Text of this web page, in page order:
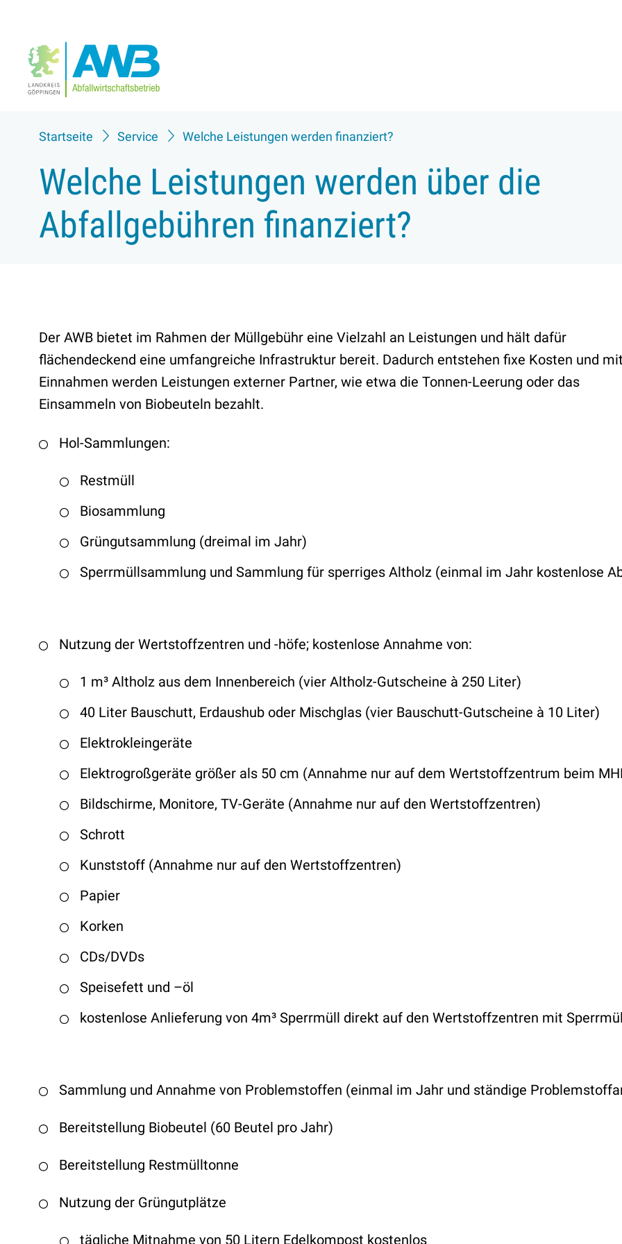
Startseite Service Welche Leistungen werden finanziert?
Welche Leistungen werden über die
Abfallgebühren finanziert?
Der AWB bietet im Rahmen der Müllgebühr eine Vielzahl an Leistungen und hält dafür
flächendeckend eine umfangreiche Infrastruktur bereit. Dadurch entstehen fixe Kosten und
Einnahmen werden Leistungen externer Partner, wie etwa die Tonnen-Leerung oder das
Einsammeln von Biobeuteln bezahlt.
Hol-Sammlungen:
Restmüll
Biosammlung
Grüngutsammlung (dreimal im Jahr)
Sperrmüllsammlung und Sammlung für sperriges Altholz (einmal im Jahr kostenlose
Nutzung der Wertstoffzentren und -höfe; kostenlose Annahme von:
1 m³ Altholz aus dem Innenbereich (vier Altholz-Gutscheine à 250 Liter)
40 Liter Bauschutt, Erdaushub oder Mischglas (vier Bauschutt-Gutscheine à 10 Liter)
Elektrokleingeräte
Elektrogroßgeräte größer als 50 cm (Annahme nur auf dem Wertstoffzentrum beim
Bildschirme, Monitore, TV-Geräte (Annahme nur auf den Wertstoffzentren)
Schrott
Kunststoff (Annahme nur auf den Wertstoffzentren)
Papier
Korken
CDs/DVDs
Speisefett und –öl
kostenlose Anlieferung von 4m³ Sperrmüll direkt auf den Wertstoffzentren mit
Sammlung und Annahme von Problemstoffen (einmal im Jahr und ständige
Bereitstellung Biobeutel (60 Beutel pro Jahr)
Bereitstellung Restmülltonne
Nutzung der Grüngutplätze
tägliche Mitnahme von 50 Litern Edelkompost kostenlos